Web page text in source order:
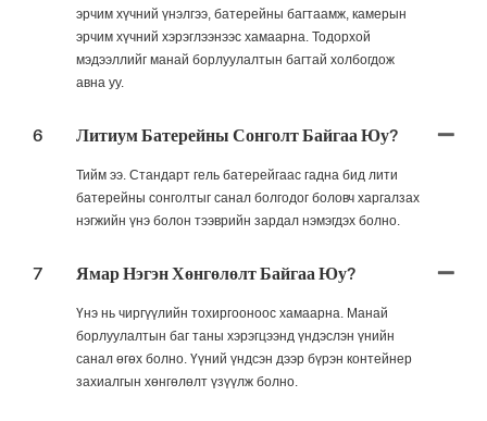
эрчим хүчний үнэлгээ, батерейны багтаамж, камерын
эрчим хүчний хэрэглээнээс хамаарна. Тодорхой
мэдээллийг манай борлуулалтын багтай холбогдож
авна уу.
6 Литиум Батерейны Сонголт Байгаа Юу?
Тийм ээ. Стандарт гель батерейгаас гадна бид лити
батерейны сонголтыг санал болгодог боловч харгалзах
нэгжийн үнэ болон тээврийн зардал нэмэгдэх болно.
7 Ямар Нэгэн Хөнгөлөлт Байгаа Юу?
Үнэ нь чиргүүлийн тохиргооноос хамаарна. Манай
борлуулалтын баг таны хэрэгцээнд үндэслэн үнийн
санал өгөх болно. Үүний үндсэн дээр бүрэн контейнер
захиалгын хөнгөлөлт үзүүлж болно.